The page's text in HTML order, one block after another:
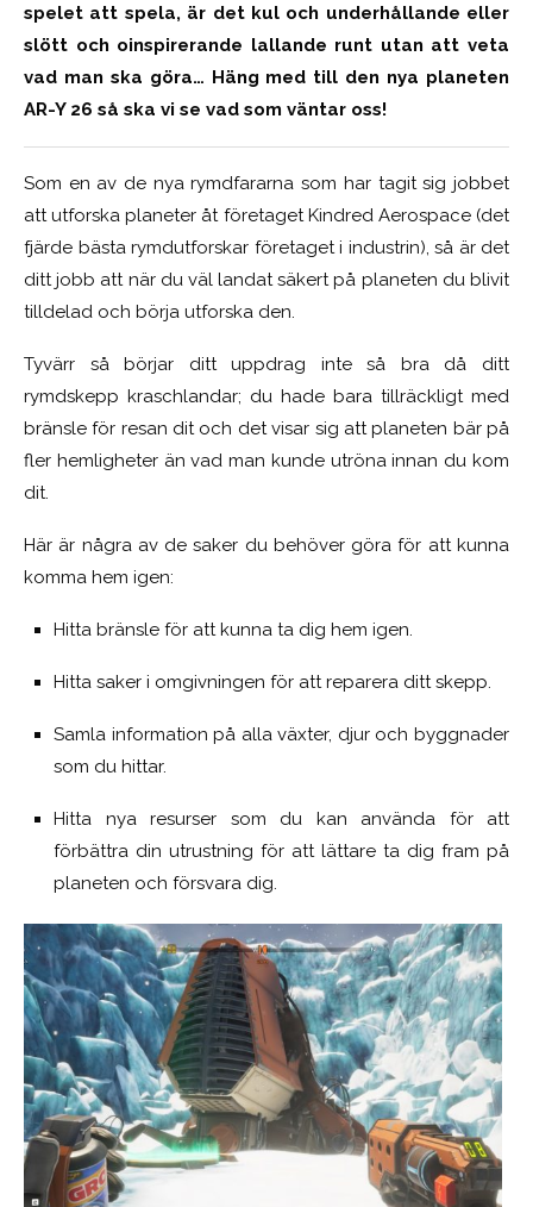
spelet att spela, är det kul och underhållande eller
slött och oinspirerande lallande runt utan att veta
vad man ska göra… Häng med till den nya planeten
AR-Y 26 så ska vi se vad som väntar oss!
Som en av de nya rymdfararna som har tagit sig jobbet
att utforska planeter åt företaget Kindred Aerospace (det
fjärde bästa rymdutforskar företaget i industrin), så är det
ditt jobb att när du väl landat säkert på planeten du blivit
tilldelad och börja utforska den.
Tyvärr så börjar ditt uppdrag inte så bra då ditt
rymdskepp kraschlandar; du hade bara tillräckligt med
bränsle för resan dit och det visar sig att planeten bär på
fler hemligheter än vad man kunde utröna innan du kom
dit.
Här är några av de saker du behöver göra för att kunna
komma hem igen:
Hitta bränsle för att kunna ta dig hem igen.
Hitta saker i omgivningen för att reparera ditt skepp.
Samla information på alla växter, djur och byggnader
som du hittar.
Hitta nya resurser som du kan använda för att
förbättra din utrustning för att lättare ta dig fram på
planeten och försvara dig.